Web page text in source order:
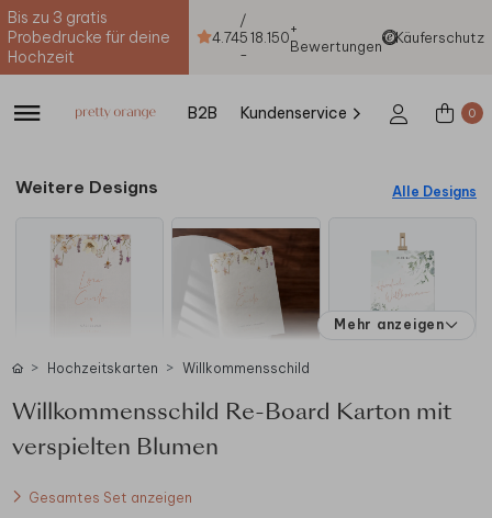
Bis zu 3 gratis
Probedrucke für deine
Hochzeit
4.74
/
5
-
18.150+
Bewertungen
Käuferschutz
B2B Kundenservice 0
Weitere Designs Alle Designs
Mehr anzeigen
Hochzeitskarten Willkommensschild
Willkommensschild Re-Board Karton mit
verspielten Blumen
Gesamtes Set anzeigen